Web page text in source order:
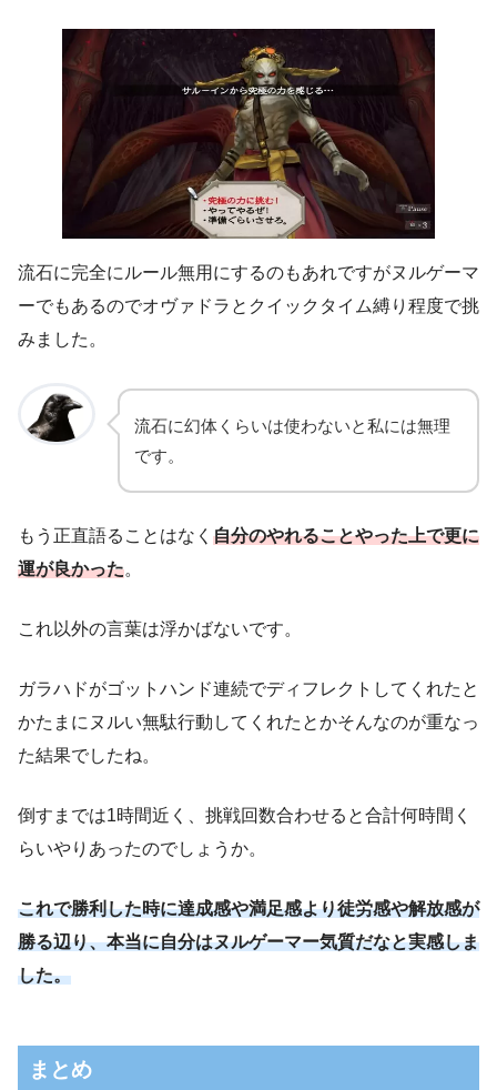
流石に完全にルール無用にするのもあれですがヌルゲーマ
ーでもあるのでオヴァドラとクイックタイム縛り程度で挑
みました。
流石に幻体くらいは使わないと私には無理
です。
もう正直語ることはなく 自分のやれることやった上で更に
運が良かった。
これ以外の言葉は浮かばないです。
ガラハドがゴットハンド連続でディフレクトしてくれたと
かたまにヌルい無駄行動してくれたとかそんなのが重なっ
た結果でしたね。
倒すまでは1時間近く、挑戦回数合わせると合計何時間く
らいやりあったのでしょうか。
これで勝利した時に達成感や満足感より徒労感や解放感が
勝る辺り、本当に自分はヌルゲーマー気質だなと実感しま
した。
まとめ